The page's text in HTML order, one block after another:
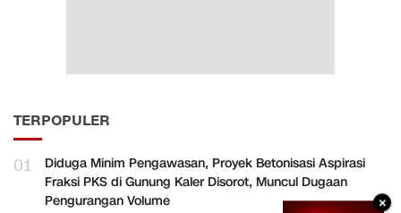
TERPOPULER
01
Diduga Minim Pengawasan, Proyek Betonisasi Aspirasi
Fraksi PKS di Gunung Kaler Disorot, Muncul Dugaan
Pengurangan Volume
×